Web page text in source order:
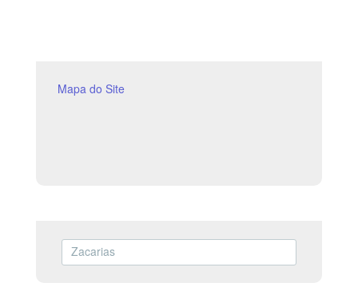
Mapa do Site